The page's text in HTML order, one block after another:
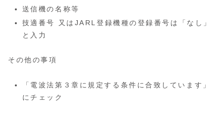
送信機の名称等
技適番号 又はJARL登録機種の登録番号は「なし」
と入力
その他の事項
「電波法第３章に規定する条件に合致しています」
にチェック